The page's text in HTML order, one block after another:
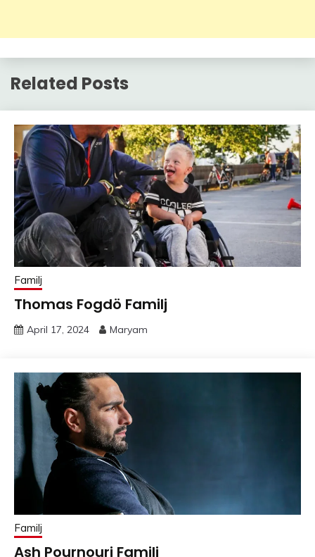
Related Posts
Familj
Thomas Fogdö Familj
April 17, 2024 Maryam
Familj
Ash Pournouri Familj